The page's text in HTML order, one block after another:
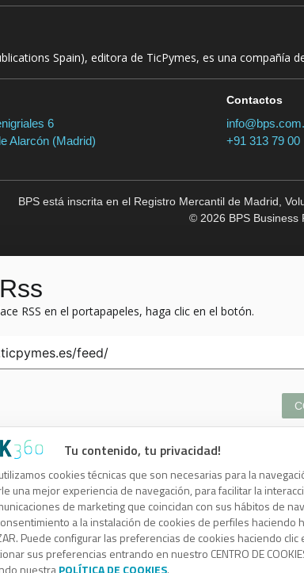
Tu contenido, tu privacidad!
cookies técnicas que son necesarias para la
una mejor experiencia de navegación, para facilitar la
de marketing que coincidan con sus hábitos de
a la instalación de cookies de perfiles haciendo
Puede configurar las preferencias de cookies haciendo clic
sus preferencias entrando en nuestro CENTRO DE
nuestra POLÍTICA DE COOKIES.
Spain), editora de TicPymes, es una compañía
6
Alarcón (Madrid)
Contactos
+91 313 79 00
BPS está inscrita en el Registro Mercantil de Madrid,
© 2026 BPS Business
RSS en el portapapeles, haga clic en el botón.
RSS en el portapapeles, haga clic en el botón.